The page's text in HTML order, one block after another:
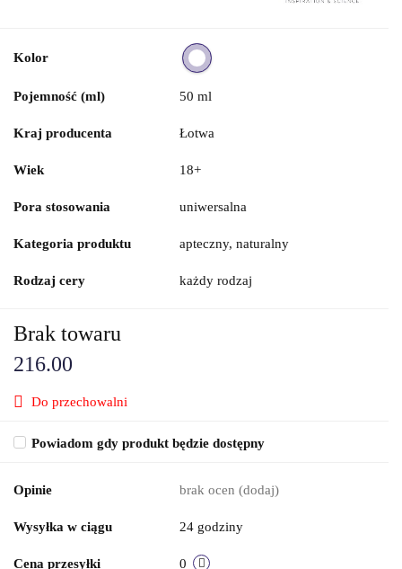
Kolor
Pojemność (ml) 50 ml
Kraj producenta Łotwa
Wiek 18+
Pora stosowania uniwersalna
Kategoria produktu apteczny, naturalny
Rodzaj cery każdy rodzaj
Brak towaru
216.00
Do przechowalni
Powiadom gdy produkt będzie dostępny
Opinie brak ocen (dodaj)
Wysyłka w ciągu 24 godziny
Cena przesyłki 0